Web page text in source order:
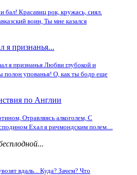
бал! Красавиц рок, кружась, сиял.
воин, Ты мне казался
я признанья...
я признанья Любви глубокой и
полон упованья! О, как ты бодр еще
по Англии
Отравляясь алкоголем, С
Ехал я ричмондским полем....
вдаль... Куда? Зачем? Что